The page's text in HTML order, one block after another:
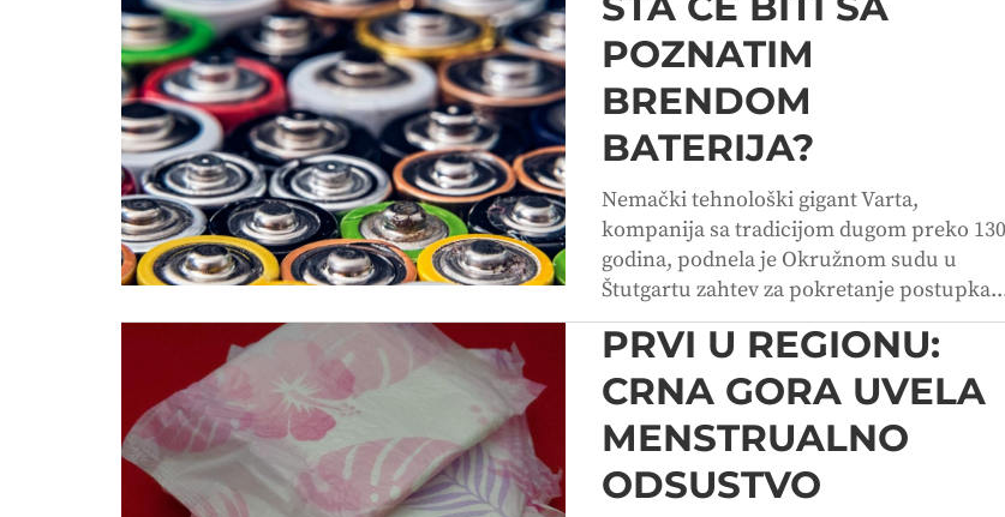
POZNATIM
BRENDOM
BATERIJA?
Nemački tehnološki gigant Varta,
kompanija sa tradicijom dugom preko 130
godina, podnela je Okružnom sudu u
Štutgartu zahtev za pokretanje
PRVI U REGIONU:
CRNA GORA UVELA
MENSTRUALNO
ODSUSTVO